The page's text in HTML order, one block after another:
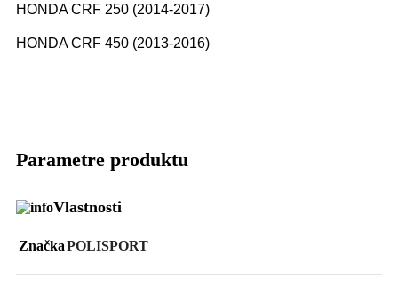
HONDA CRF 250 (2014-2017)
HONDA CRF 450 (2013-2016)
Parametre produktu
Vlastnosti
ZnačkaPOLISPORT